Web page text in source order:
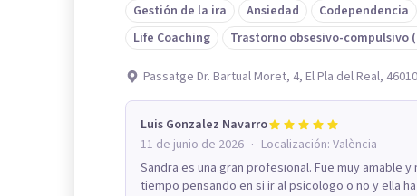
Gestión de la ira Ansiedad Codependencia
Life Coaching
Trastorno obsesivo-compulsivo
Passatge Dr. Bartual Moret, 4, El Pla del Real,
Luis Gonzalez Navarro
11 de junio de 2026 · Localización: València
Sandra es una gran profesional. Fue muy amable
tiempo pensando en si ir al psicologo o no y ella